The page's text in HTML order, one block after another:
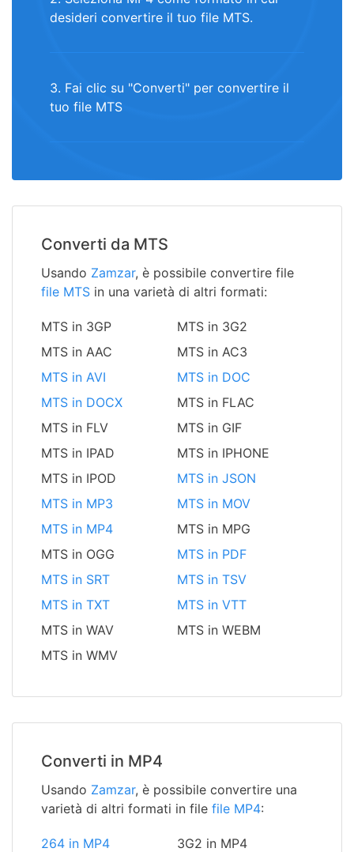
desideri convertire il tuo file MTS.
3. Fai clic su "Converti" per convertire il
tuo file MTS
Converti da MTS
Usando Zamzar, è possibile convertire file
file MTS in una varietà di altri formati:
MTS in 3GP
MTS in 3G2
MTS in AAC
MTS in AC3
MTS in AVI
MTS in DOC
MTS in DOCX
MTS in FLAC
MTS in FLV
MTS in GIF
MTS in IPAD
MTS in IPHONE
MTS in IPOD
MTS in JSON
MTS in MP3
MTS in MOV
MTS in MP4
MTS in MPG
MTS in OGG
MTS in PDF
MTS in SRT
MTS in TSV
MTS in TXT
MTS in VTT
MTS in WAV
MTS in WEBM
MTS in WMV
Converti in MP4
Usando Zamzar, è possibile convertire una
varietà di altri formati in file file MP4:
264 in MP4
3G2 in MP4